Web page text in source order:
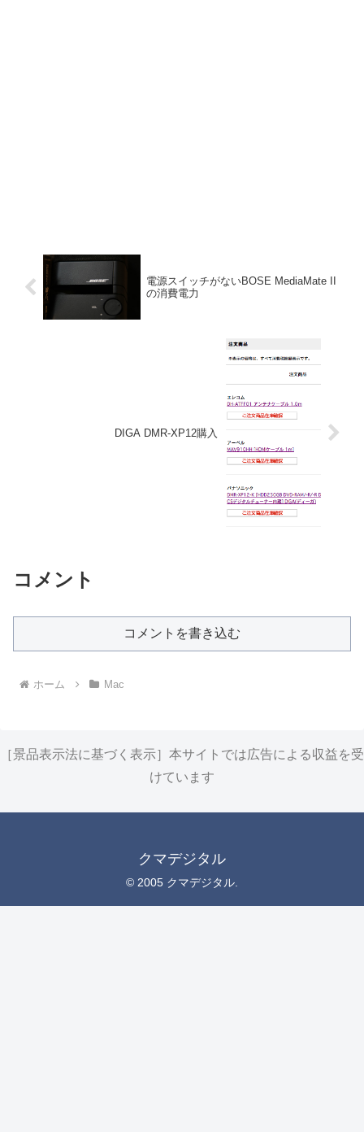
電源スイッチがないBOSE MediaMate II
の消費電力
DIGA DMR-XP12購入
コメント
コメントを書き込む
ホーム Mac
［景品表示法に基づく表示］本サイトでは広告による収益を受
けています
クマデジタル
© 2005 クマデジタル.